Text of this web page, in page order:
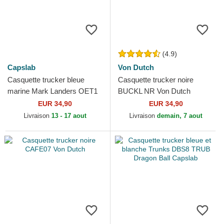
Capslab
Casquette trucker bleue
marine Mark Landers OET1
LANB Olive et Tom Capslab
EUR 34,90
Livraison 13 - 17 aout
(4.9)
Von Dutch
Casquette trucker noire
BUCKL NR Von Dutch
EUR 34,90
Livraison demain, 7 aout